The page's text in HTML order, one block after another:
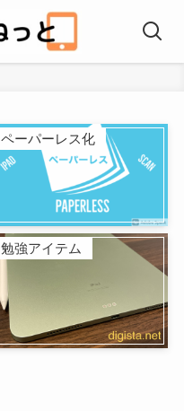
ペーパーレス化
勉強アイテム